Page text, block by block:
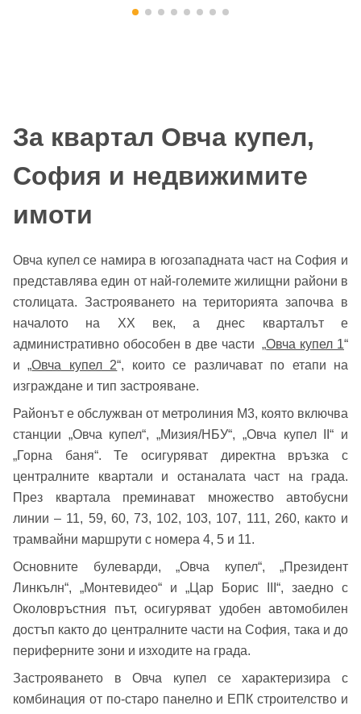
За квартал Овча купел,
София и недвижимите
имоти
Овча купел се намира в югозападната част на София и
представлява един от най-големите жилищни райони в
столицата. Застрояването на територията започва в
началото на XX век, а днес кварталът е
административно обособен в две части „Овча купел 1“
и „Овча купел 2“, които се различават по етапи на
изграждане и тип застрояване.
Районът е обслужван от метролиния М3, която включва
станции „Овча купел“, „Мизия/НБУ“, „Овча купел II“ и
„Горна баня“. Те осигуряват директна връзка с
централните квартали и останалата част на града.
През квартала преминават множество автобусни
линии – 11, 59, 60, 73, 102, 103, 107, 111, 260, както и
трамвайни маршрути с номера 4, 5 и 11.
Основните булеварди, „Овча купел“, „Президент
Линкълн“, „Монтевидео“ и „Цар Борис III“, заедно с
Околовръстния път, осигуряват удобен автомобилен
достъп както до централните части на София, така и до
периферните зони и изходите на града.
Застрояването в Овча купел се характеризира с
комбинация от по-старо панелно и ЕПК строителство и